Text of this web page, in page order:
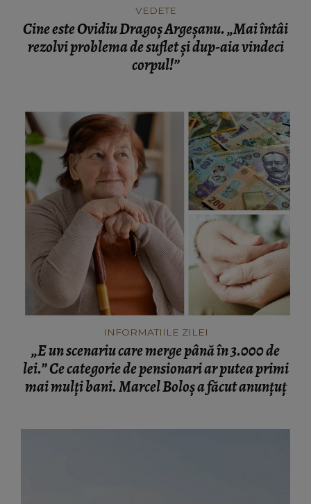
VEDETE
Cine este Ovidiu Dragoș Argeșanu. „Mai întâi
rezolvi problema de suflet și dup-aia vindeci
corpul!”
INFORMATIILE ZILEI
„E un scenariu care merge până în 3.000 de
lei.” Ce categorie de pensionari ar putea primi
mai mulți bani. Marcel Boloș a făcut anunțuț